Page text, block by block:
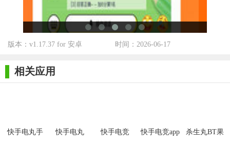
版本：v1.17.37 for 安卓 时间：2026-06-17
相关应用
快手电丸手
快手电丸
快手电竞 快手电竞app
杀生丸BT果